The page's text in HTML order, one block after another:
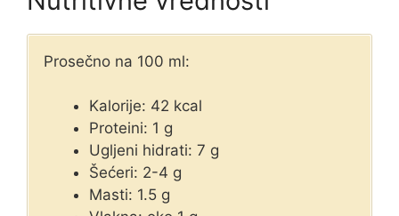
Prosečno na 100 ml:
Kalorije: 42 kcal
Proteini: 1 g
Ugljeni hidrati: 7 g
Šećeri: 2-4 g
Masti: 1.5 g